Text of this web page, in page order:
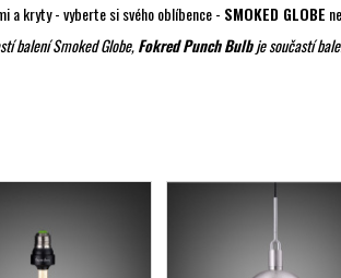
a kryty - vyberte si svého oblíbence - SMOKED GLOBE
balení Smoked Globe,Fokred Punch Bulbje součastí